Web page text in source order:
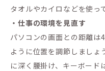
タオルやカイロなどを使っ
・仕事の環境を見直す
パソコンの画面との距離
ように位置を調節しましょ
に深く腰掛け、キーボード